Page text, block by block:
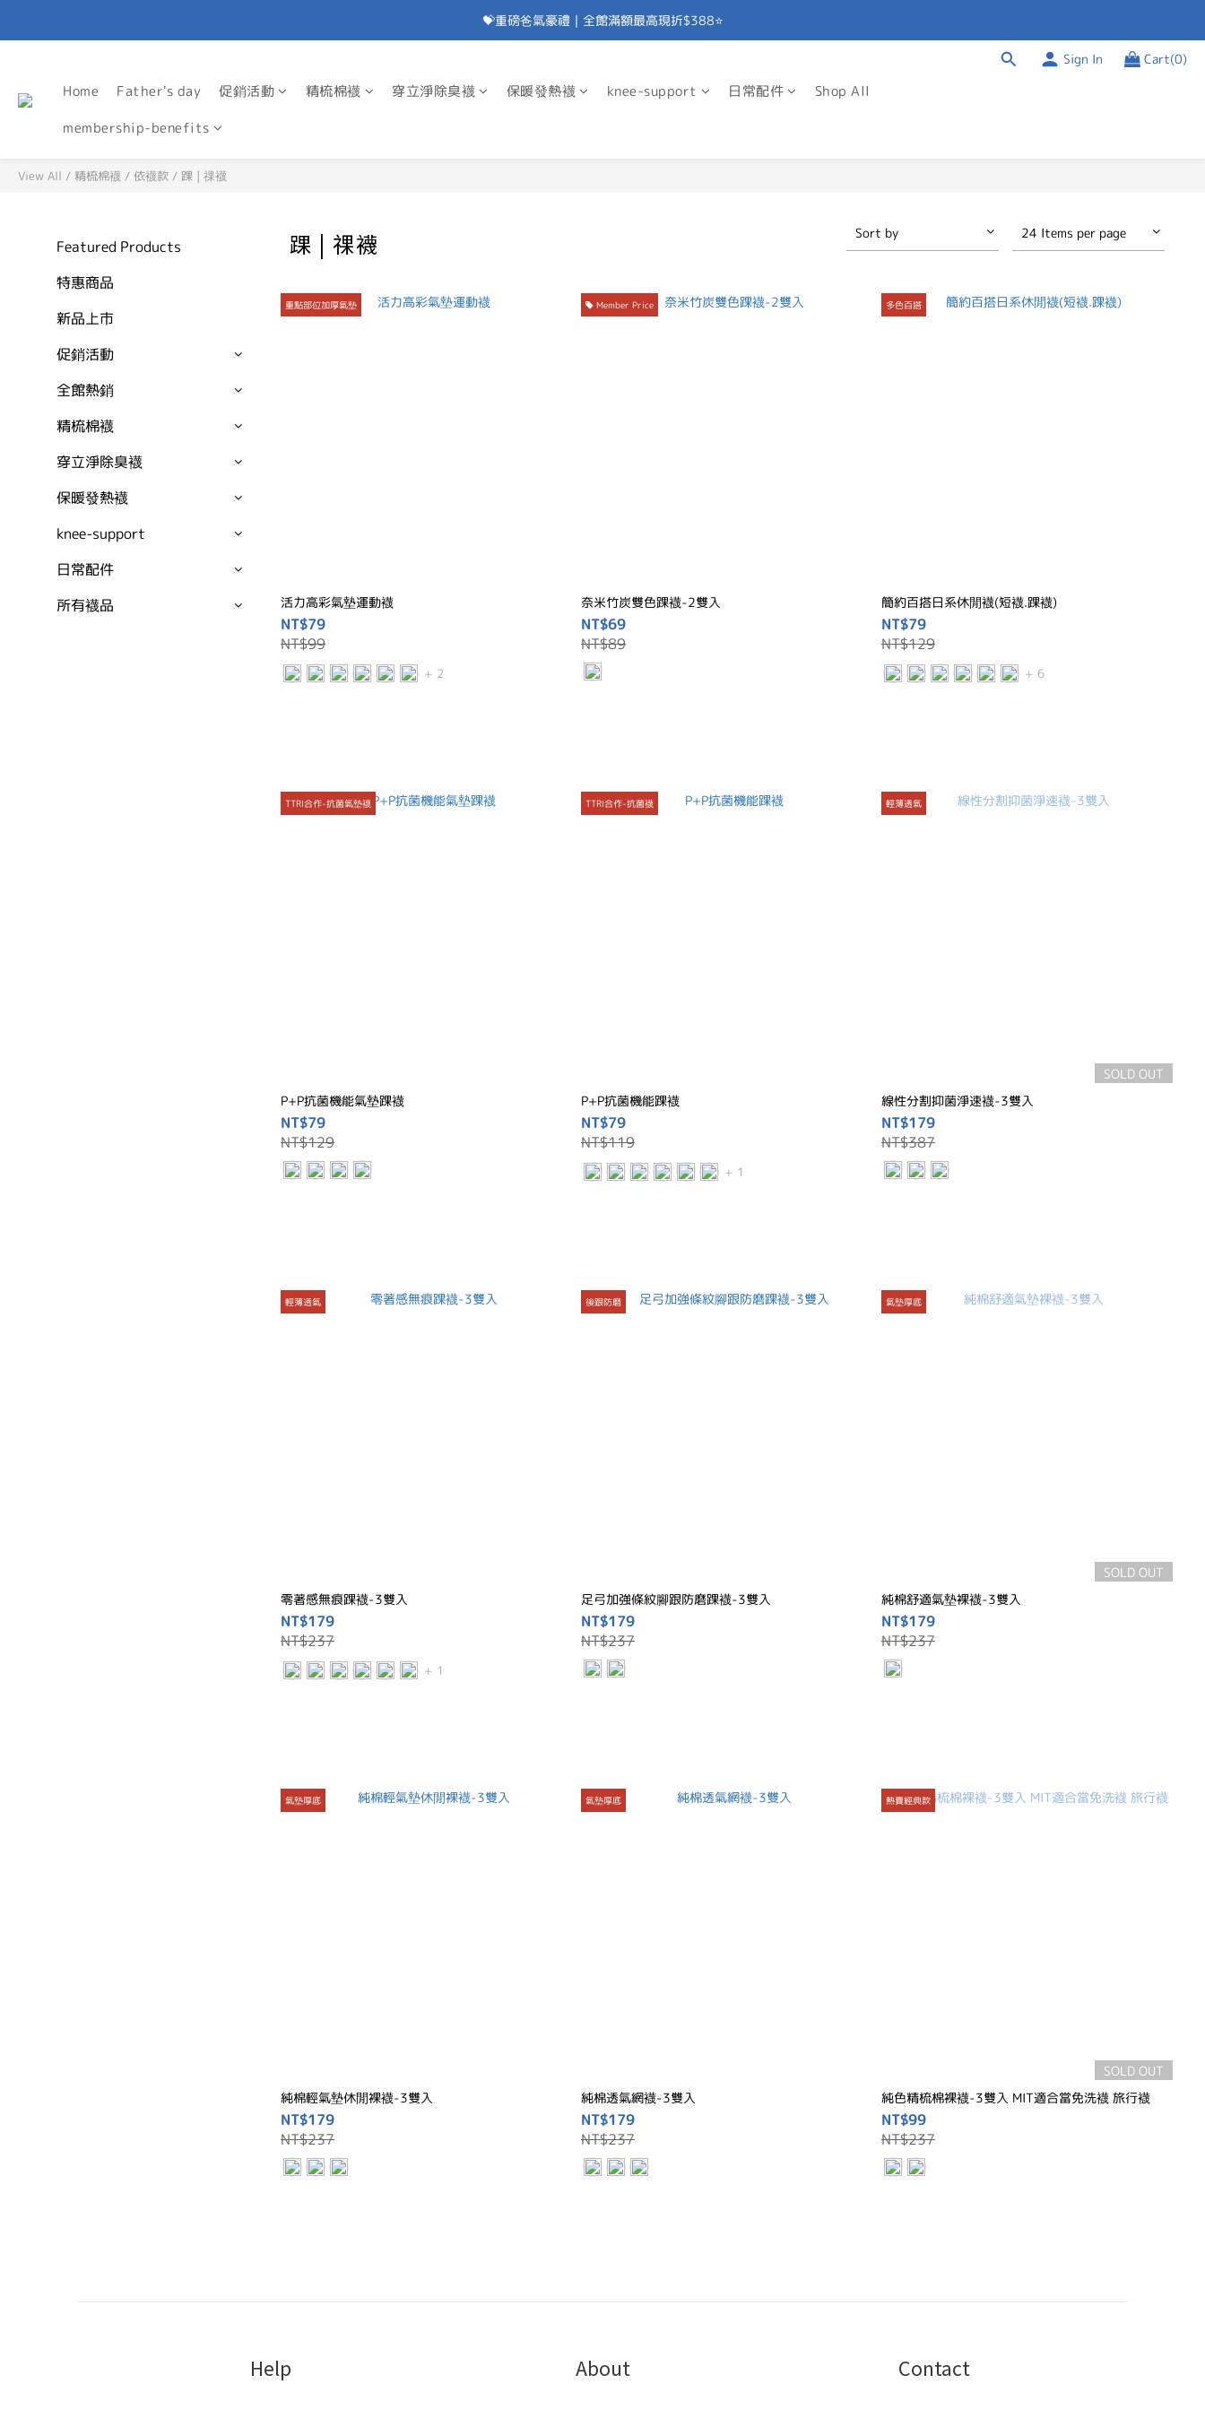
加入會員⭐即享100元折價券⭐
💝重磅爸氣豪禮｜全館滿額最高現折$388⭐
加入會員⭐即享100元折價券⭐
Sign In Cart(0)
Home Father's day 促銷活動 精梳棉襪 穿立淨除臭襪 保暖發熱襪 knee-support 日常配件
Shop All
membership-benefits
View All / 精梳棉襪 / 依襪款 / 踝 | 祼襪
Featured Products
特惠商品
新品上市
促銷活動
全館熱銷
精梳棉襪
穿立淨除臭襪
保暖發熱襪
knee-support
日常配件
所有襪品
踝 | 祼襪 Sort by 24 Items per page
重點部位加厚氣墊
活力高彩氣墊運動襪
NT$79
NT$99
+ 2
Member Price
奈米竹炭雙色踝襪-2雙入
NT$69
NT$89
多色百搭
簡約百搭日系休閒襪(短襪.踝襪)
NT$79
NT$129
+ 6
TTRI合作-抗菌氣墊襪
P+P抗菌機能氣墊踝襪
NT$79
NT$129
TTRI合作-抗菌襪
P+P抗菌機能踝襪
NT$79
NT$119
+ 1
輕薄透氣
SOLD OUT
線性分割抑菌淨速襪-3雙入
NT$179
NT$387
輕薄透氣
零著感無痕踝襪-3雙入
NT$179
NT$237
+ 1
後跟防磨
足弓加強條紋腳跟防磨踝襪-3雙入
NT$179
NT$237
氣墊厚底
SOLD OUT
純棉舒適氣墊裸襪-3雙入
NT$179
NT$237
氣墊厚底
純棉輕氣墊休閒裸襪-3雙入
NT$179
NT$237
氣墊厚底
純棉透氣網襪-3雙入
NT$179
NT$237
熱賣經典款
SOLD OUT
純色精梳棉裸襪-3雙入 MIT適合當免洗襪 旅行襪
NT$99
NT$237
Help About Contact